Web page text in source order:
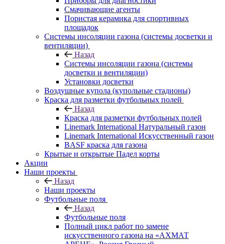
Смачивающие агенты
Пористая керамика для спортивных
площадок
Системы инсоляции газона (системы досветки и
вентиляции)
Назад
Системы инсоляции газона (системы
досветки и вентиляции)
Установки досветки
Воздушные купола (купольные стадионы)
Краска для разметки футбольных полей
Назад
Краска для разметки футбольных полей
Linemark International Натуральный газон
Linemark International Искусственный газон
BASF краска для газона
Крытые и открытые Падел корты
Акции
Наши проекты
Назад
Наши проекты
Футбольные поля
Назад
Футбольные поля
Полный цикл работ по замене
искусственного газона на «АХМАТ